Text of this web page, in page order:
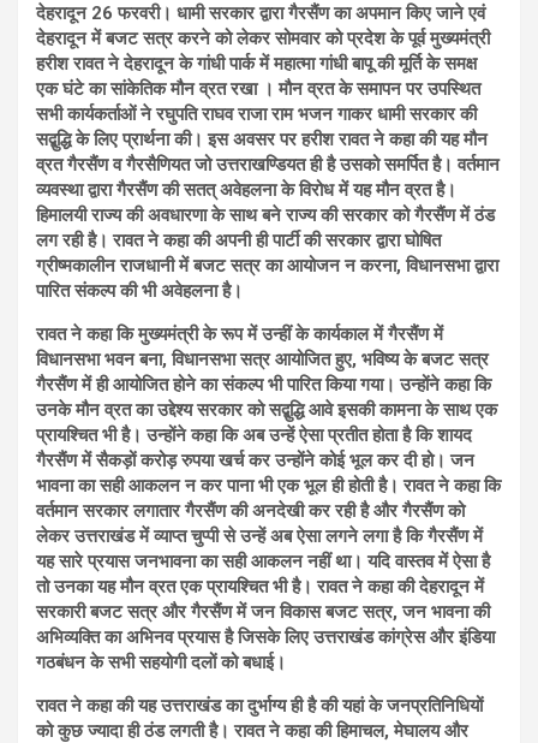
देहरादून 26 फरवरी। धामी सरकार द्वारा गैरसैंण का अपमान किए जाने एवं
देहरादून में बजट सत्र करने को लेकर सोमवार को प्रदेश के पूर्व मुख्यमंत्री
हरीश रावत ने देहरादून के गांधी पार्क में महात्मा गांधी बापू की मूर्ति के समक्ष
एक घंटे का सांकेतिक मौन व्रत रखा । मौन व्रत के समापन पर उपस्थित
सभी कार्यकर्ताओं ने रघुपति राघव राजा राम भजन गाकर धामी सरकार की
सद्बुद्धि के लिए प्रार्थना की। इस अवसर पर हरीश रावत ने कहा की यह मौन
व्रत गैरसैंण व गैरसैणियत जो उत्तराखण्डियत ही है उसको समर्पित है। वर्तमान
व्यवस्था द्वारा गैरसैंण की सतत् अवेहलना के विरोध में यह मौन व्रत है।
हिमालयी राज्य की अवधारणा के साथ बने राज्य की सरकार को गैरसैंण में ठंड
लग रही है।रावत ने कहा की अपनी ही पार्टी की सरकार द्वारा घोषित
ग्रीष्मकालीन राजधानी में बजट सत्र का आयोजन न करना, विधानसभा द्वारा
पारित संकल्प की भी अवेहलना है।
रावत ने कहा कि मुख्यमंत्री के रूप में उन्हीं के कार्यकाल में गैरसैंण में
विधानसभा भवन बना, विधानसभा सत्र आयोजित हुए, भविष्य के बजट सत्र
गैरसैंण में ही आयोजित होने का संकल्प भी पारित किया गया। उन्होंने कहा कि
उनके मौन व्रत का उद्देश्य सरकार को सद्बुद्धि आवे इसकी कामना के साथ एक
प्रायश्चित भी है। उन्होंने कहा कि अब उन्हें ऐसा प्रतीत होता है कि शायद
गैरसैंण में सैकड़ों करोड़ रुपया खर्च कर उन्होंने कोई भूल कर दी हो। जन
भावना का सही आकलन न कर पाना भी एक भूल ही होती है। रावत ने कहा कि
वर्तमान सरकार लगातार गैरसैंण की अनदेखी कर रही है और गैरसैंण को
लेकर उत्तराखंड में व्याप्त चुप्पी से उन्हें अब ऐसा लगने लगा है कि गैरसैंण में
यह सारे प्रयास जनभावना का सही आकलन नहीं था। यदि वास्तव में ऐसा है
तो उनका यह मौन व्रत एक प्रायश्चित भी है। रावत ने कहा की देहरादून में
सरकारी बजट सत्र और गैरसैंण में जन विकास बजट सत्र, जन भावना की
अभिव्यक्ति का अभिनव प्रयास है जिसके लिए उत्तराखंड कांग्रेस और इंडिया
गठबंधन के सभी सहयोगी दलों को बधाई।
रावत ने कहा की यह उत्तराखंड का दुर्भाग्य ही है की यहां के जनप्रतिनिधियों
को कुछ ज्यादा ही ठंड लगती है। रावत ने कहा की हिमाचल, मेघालय और